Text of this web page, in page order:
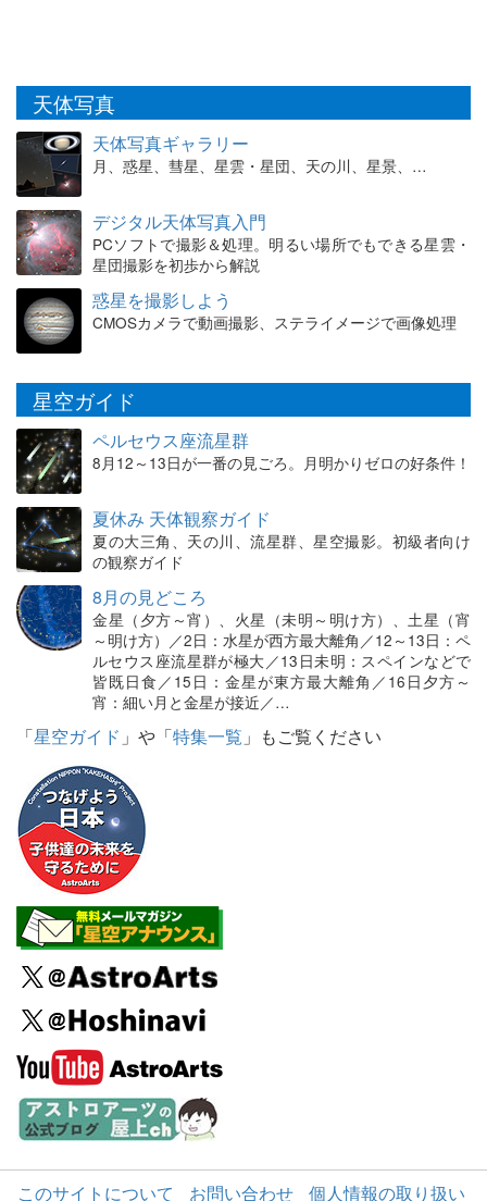
天体写真
天体写真ギャラリー
月、惑星、彗星、星雲・星団、天の川、星景、…
デジタル天体写真入門
PCソフトで撮影＆処理。明るい場所でもできる星雲・
星団撮影を初歩から解説
惑星を撮影しよう
CMOSカメラで動画撮影、ステライメージで画像処理
星空ガイド
ペルセウス座流星群
8月12～13日が一番の見ごろ。月明かりゼロの好条件！
夏休み 天体観察ガイド
夏の大三角、天の川、流星群、星空撮影。初級者向け
の観察ガイド
8月の見どころ
金星（夕方～宵）、火星（未明～明け方）、土星（宵
～明け方）／2日：水星が西方最大離角／12～13日：ペ
ルセウス座流星群が極大／13日未明：スペインなどで
皆既日食／15日：金星が東方最大離角／16日夕方～
宵：細い月と金星が接近／…
「星空ガイド 」や「特集一覧 」もご覧ください
このサイトについて お問い合わせ 個人情報の取り扱い